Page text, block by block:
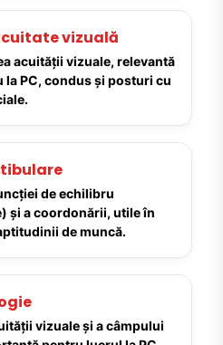
vizuală
acuității vizuale, relevantă
la PC, condus și posturi cu
de echilibru
și a coordonării, utile în
de muncă.
vizuale și a câmpului